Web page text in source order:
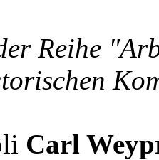
Reihe
Carl